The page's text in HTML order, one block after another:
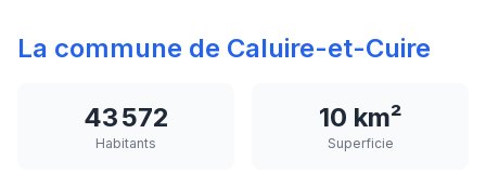
La commune de Caluire-et-Cuire
43 572
Habitants
10 km²
Superficie